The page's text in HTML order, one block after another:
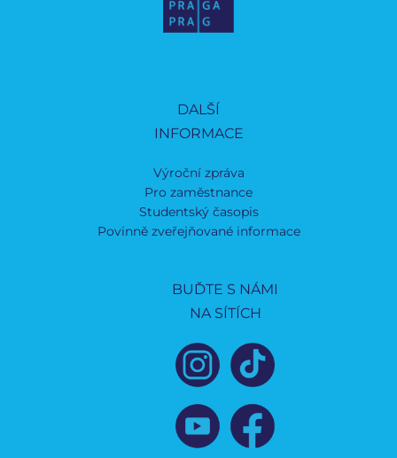
DALŠÍ
INFORMACE
Výroční zpráva
Pro zaměstnance
Studentský časopis
Povinně zveřejňované informace
BUĎTE S NÁMI
NA SÍTÍCH